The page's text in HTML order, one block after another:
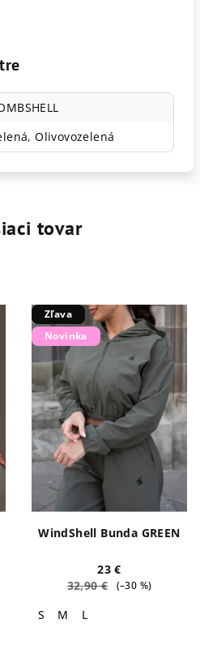
,Olivovozelená
tovar
Zľava
Novinka
WindShell Bunda GREEN
23 €
32,90 €
(–30 %)
S M L